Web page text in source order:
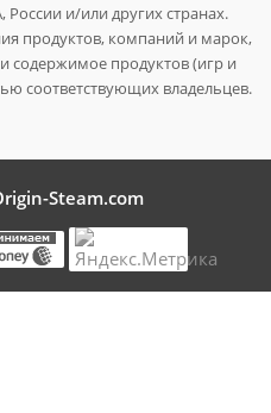
и/или других странах.
продуктов, компаний и марок,
содержимое продуктов (игр и
соответствующих владельцев.
Steam.com